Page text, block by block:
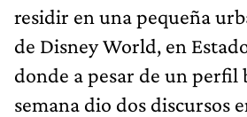
residir en una pequeña
de Disney World, en
donde a pesar de un perfil
semana dio dos discursos